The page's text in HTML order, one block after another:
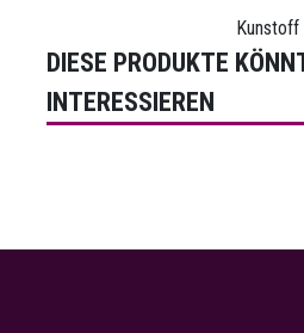
Kunstoff
DIESE PRODUKTE
INTERESSIEREN